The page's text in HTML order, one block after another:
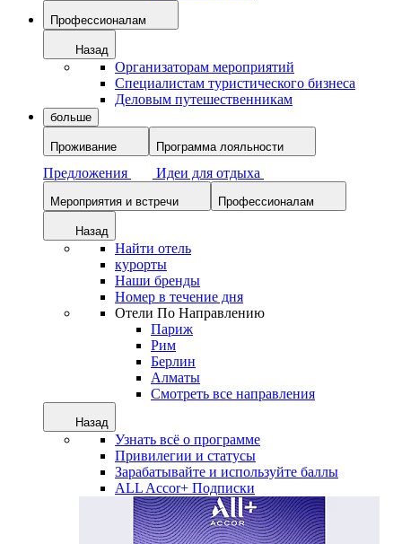
Профессионалам
Назад
Организаторам мероприятий
Специалистам туристического бизнеса
Деловым путешественникам
больше
Проживание Программа лояльности
Предложения Идеи для отдыха
Мероприятия и встречи Профессионалам
Назад
Найти отель
курорты
Наши бренды
Номер в течение дня
Отели По Направлению
Париж
Рим
Берлин
Алматы
Смотреть все направления
Назад
Узнать всё о программе
Привилегии и статусы
Зарабатывайте и используйте баллы
ALL Accor+ Подписки